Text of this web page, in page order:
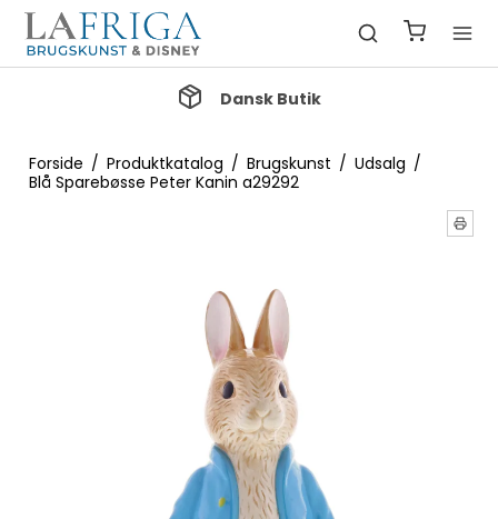
Gratis Fragt ved køb over 1000 kr.
Forside / Produktkatalog / Brugskunst / Udsalg /
Blå Sparebøsse Peter Kanin a29292